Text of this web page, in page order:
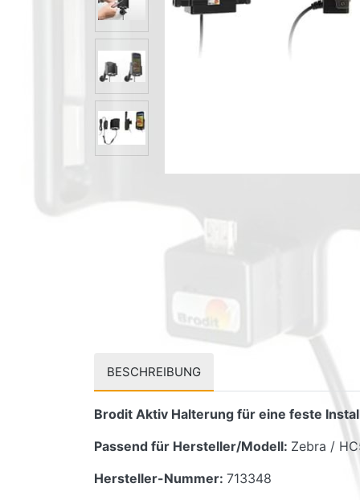
BESCHREIBUNG
Brodit Aktiv Halterung für eine feste
Passend für Hersteller/Modell: Zebra /
Hersteller-Nummer: 713348